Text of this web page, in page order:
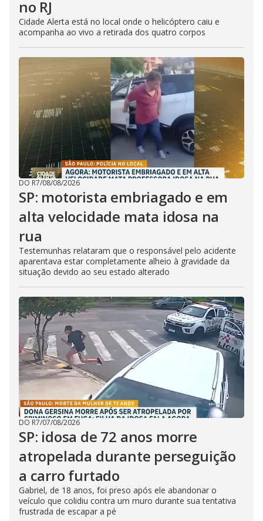
no RJ
Cidade Alerta está no local onde o helicóptero caiu e
acompanha ao vivo a retirada dos quatro corpos
DO R7/08/08/2026
SP: motorista embriagado e em
alta velocidade mata idosa na
rua
Testemunhas relataram que o responsável pelo acidente
aparentava estar completamente alheio à gravidade da
situação devido ao seu estado alterado
DO R7/07/08/2026
SP: idosa de 72 anos morre
atropelada durante perseguição
a carro furtado
Gabriel, de 18 anos, foi preso após ele abandonar o
veículo que colidiu contra um muro durante sua tentativa
frustrada de escapar a pé